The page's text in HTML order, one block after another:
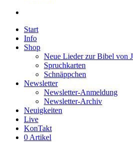
Start
Info
Shop
Neue Lieder zur Bibel von
Spruchkarten
Schnäppchen
Newsletter
Newsletter-Anmeldung
Newsletter-Archiv
Neuigkeiten
Live
KonTakt
0 Artikel